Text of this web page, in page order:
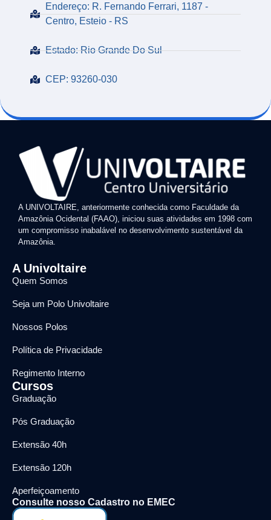
Endereço: R. Fernando Ferrari, 1187 -
Centro, Esteio - RS
Estado: Rio Grande Do Sul
CEP: 93260-030
A UNIVOLTAIRE, anteriormente conhecida como Faculdade da
Amazônia Ocidental (FAAO), iniciou suas atividades em 1998 com
um compromisso inabalável no desenvolvimento sustentável da
Amazônia.
A Univoltaire
Quem Somos
Seja um Polo Univoltaire
Nossos Polos
Política de Privacidade
Regimento Interno
Cursos
Graduação
Pós Graduação
Extensão 40h
Extensão 120h
Aperfeiçoamento
Consulte nosso Cadastro no EMEC